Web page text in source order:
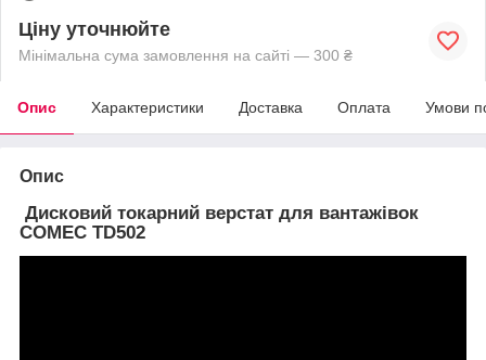
Ціну уточнюйте
Мінімальна сума замовлення на сайті — 300 ₴
Опис Характеристики Доставка Оплата Умови
Опис
Дисковий токарний верстат для вантажівок
COMEC TD502